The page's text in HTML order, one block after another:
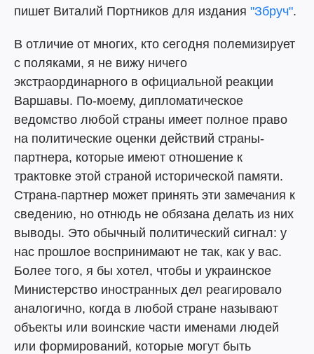
пишет Виталий Портников для издания "Збруч".
В отличие от многих, кто сегодня полемизирует
с поляками, я не вижу ничего
экстраординарного в официальной реакции
Варшавы. По-моему, дипломатическое
ведомство любой страны имеет полное право
на политические оценки действий страны-
партнера, которые имеют отношение к
трактовке этой страной исторической памяти.
Страна-партнер может принять эти замечания к
сведению, но отнюдь не обязана делать из них
выводы. Это обычный политический сигнал: у
нас прошлое воспринимают не так, как у вас.
Более того, я бы хотел, чтобы и украинское
Министерство иностранных дел реагировало
аналогично, когда в любой стране называют
объекты или воинские части именами людей
или формирований, которые могут быть